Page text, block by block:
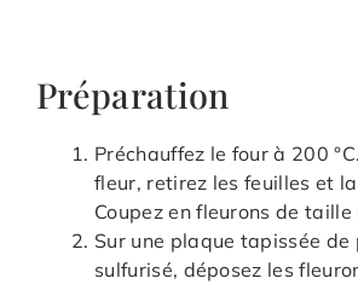
Préparation
Préchauffez le four à 200
fleur, retirez les feuilles et
Coupez en fleurons de taille
Sur une plaque tapissée de
sulfurisé, déposez les